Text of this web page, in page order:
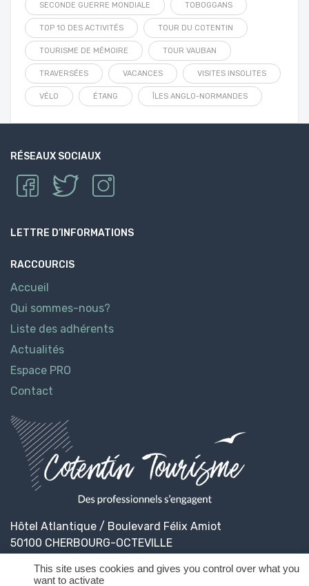
SECONDE GUERRE MONDIALE TOBOGGANS
TOP 10 DES ACTIVITÉS TOUR DU COTENTIN
TOURISME DE MÉMOIRE TOUR VAUBAN
TRAVERSÉES VACANCES VISITES INSOLITES
VÉLO ÉTANG ÎLES ANGLO-NORMANDES
RÉSEAUX SOCIAUX
LETTRE D’INFORMATIONS
RACCOURCIS
Accueil
Qui sommes-nous?
Liste des adhérents
Actualités
Espace PRO
Contact
Hôtel Atlantique / Boulevard Félix Amiot
50100 CHERBOURG-OCTEVILLE
This site uses cookies and gives you control over what you
want to activate